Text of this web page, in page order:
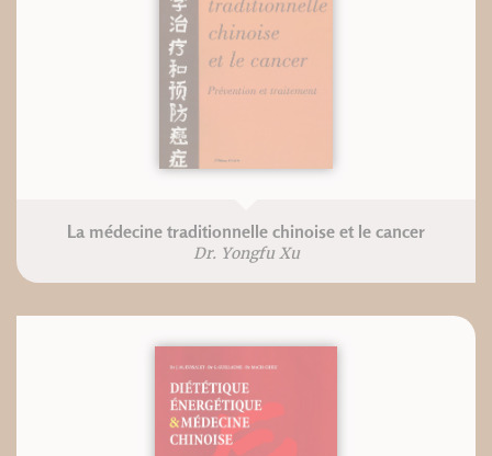
La médecine traditionnelle chinoise et le cancer
Dr. Yongfu Xu